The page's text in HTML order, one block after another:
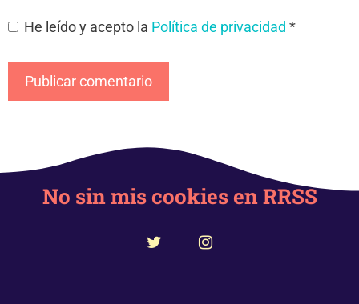
He leído y acepto la Política de privacidad *
No sin mis cookies en RRSS